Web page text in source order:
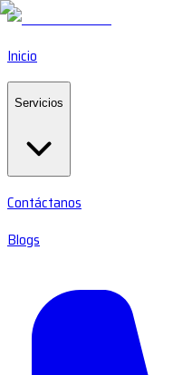
Inicio
Servicios
Contáctanos
Blogs